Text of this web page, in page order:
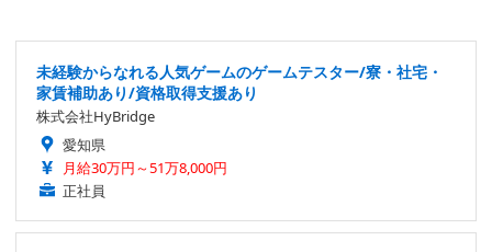
未経験からなれる人気ゲームのゲームテスター/寮・社宅・
家賃補助あり/資格取得支援あり
株式会社HyBridge
愛知県
月給30万円～51万8,000円
正社員